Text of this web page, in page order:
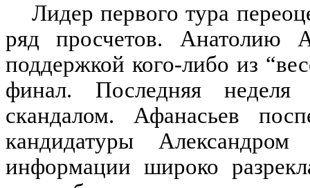
Лидер первого тура
ряд просчетов. Анатолию
поддержкой кого-либо из
финал. Последняя неделя
скандалом. Афанасьев
кандидатуры
информации широко